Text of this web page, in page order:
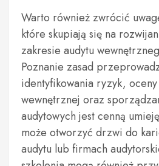
Warto również zwrócić
które skupiają się na
zakresie audytu
Poznanie zasad
identyfikowania ryzyk,
wewnętrznej oraz
audytowych jest cenną
może otworzyć drzwi do
audytu lub firmach